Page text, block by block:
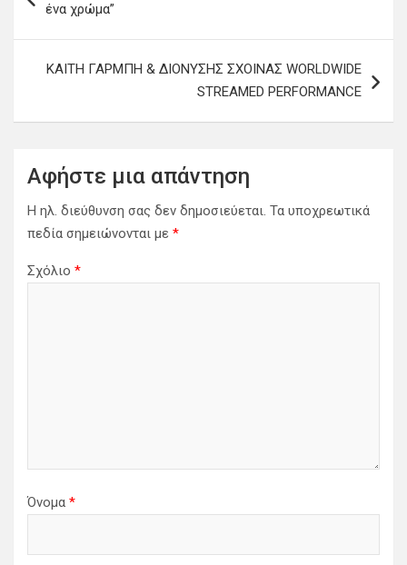
η
ένα χρώμα”
ΚΑΙΤΗ ΓΑΡΜΠΗ & ΔΙΟΝΥΣΗΣ ΣΧΟΙΝΑΣ WORLDWIDE
STREAMED PERFORMANCE
Αφήστε μια απάντηση
Η ηλ. διεύθυνση σας δεν δημοσιεύεται. Τα υποχρεωτικά
πεδία σημειώνονται με *
Σχόλιο *
Όνομα *